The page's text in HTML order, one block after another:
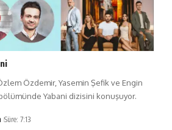
Özdemir, Yasemin Şefik ve Engin
Yabani dizisini konuşuyor.
Süre: 7:13